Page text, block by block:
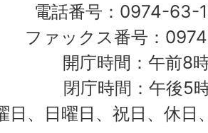
電話番号：0974-63-
ファックス番号：
開庁時間：午前8
閉庁時間：午後5
日、日曜日、祝日、休